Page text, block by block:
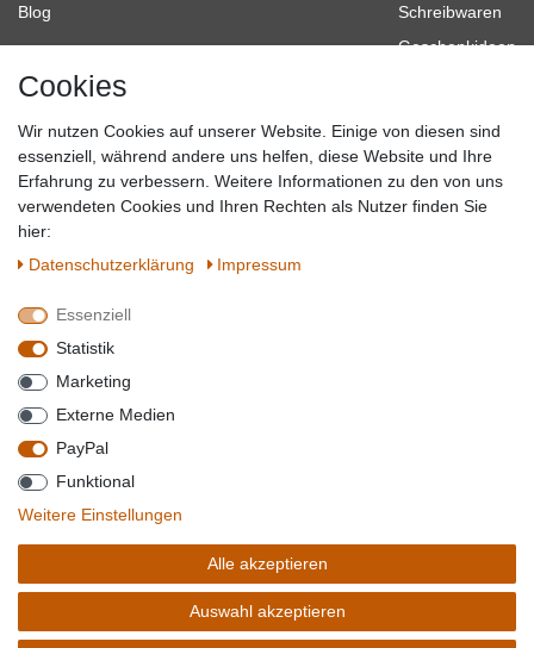
Blog
Schreibwaren
Geschenkideen
Topmarken
SICHER EINKAUFEN
QUALITÄT
WIR AKZEPTIEREN
*Alle Preise verstehen sich inkl. MwSt. zzgl. Versandkosten. **Gilt für Lieferungen
innerhalb deutschlands, Lieferzeiten für andere Länder entnehmen Sie bitte der
Schaltfäche mit denVersandinformationen. *** Bei den ausgewiesenen Versandkosten
handelt es sich um die StandardVersandkostenfür Deutschland, diese ändern sich je
nach Auswahl Ihres Lieferlandes.
Copyright 2020 © Mega-Paradies GmbH | Alle Rechte vorbehalten.
Cookies
Wir nutzen Cookies auf unserer Website. Einige von diesen sind
essenziell, während andere uns helfen, diese Website und Ihre
Erfahrung zu verbessern. Weitere Informationen zu den von uns
verwendeten Cookies und Ihren Rechten als Nutzer finden Sie
hier:
Daten­schutz­erklärung
Impressum
Essenziell
Statistik
Marketing
Externe Medien
PayPal
Funktional
Weitere Einstellungen
Alle akzeptieren
Auswahl akzeptieren